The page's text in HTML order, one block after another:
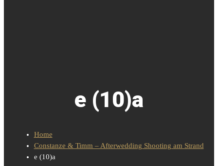
e (10)a
Home
Constanze & Timm – Afterwedding Shooting am Strand
e (10)a